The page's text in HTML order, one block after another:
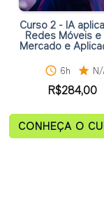
Curso 2 - IA
Redes Móveis e
Mercado e
schedule 6h star
R$284,00
CONHEÇA O